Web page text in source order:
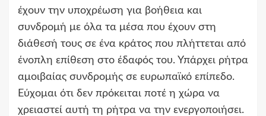
έχουν την υποχρέωση για βοήθεια και
συνδρομή με όλα τα μέσα που έχουν στη
διάθεσή τους σε ένα κράτος που πλήττεται από
ένοπλη επίθεση στο έδαφός του. Υπάρχει ρήτρα
αμοιβαίας συνδρομής σε ευρωπαϊκό επίπεδο.
Εύχομαι ότι δεν πρόκειται ποτέ η χώρα να
χρειαστεί αυτή τη ρήτρα να την ενεργοποιήσει.